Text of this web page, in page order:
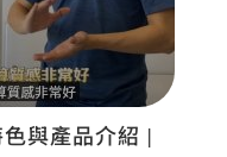
與產品介紹 |